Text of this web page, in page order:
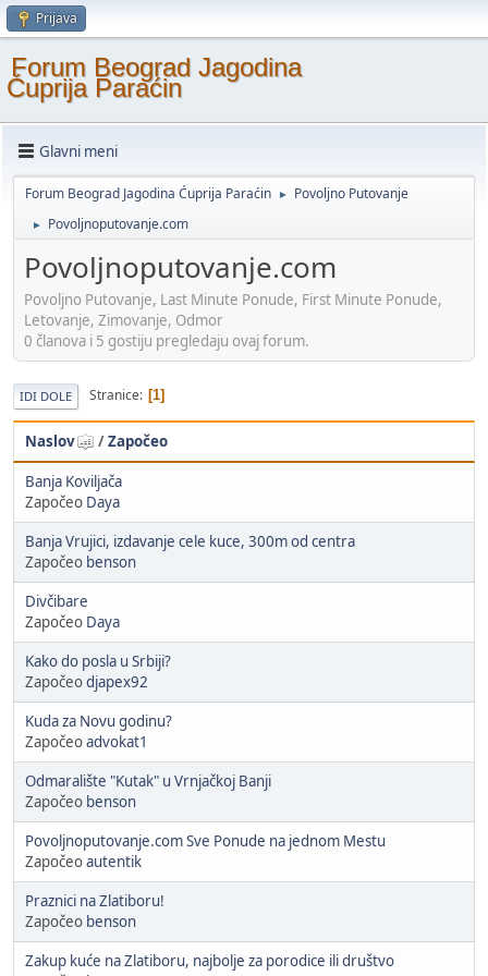
Prijava
Forum Beograd Jagodina
Ćuprija Paraćin
Glavni meni
Forum Beograd Jagodina Ćuprija Paraćin ► Povoljno Putovanje
► Povoljnoputovanje.com
Povoljnoputovanje.com
Povoljno Putovanje, Last Minute Ponude, First Minute Ponude,
Letovanje, Zimovanje, Odmor
0 članova i 5 gostiju pregledaju ovaj forum.
IDI DOLE Stranice 1
Naslov /Započeo
Banja Koviljača
Započeo Daya
Banja Vrujici, izdavanje cele kuce, 300m od centra
Započeo benson
Divčibare
Započeo Daya
Kako do posla u Srbiji?
Započeodjapex92
Kuda za Novu godinu?
Započeoadvokat1
Odmaralište "Kutak" u Vrnjačkoj Banji
Započeo benson
Povoljnoputovanje.com Sve Ponude na jednom Mestu
Započeoautentik
Praznici na Zlatiboru!
Započeo benson
Zakup kuće na Zlatiboru, najbolje za porodice ili društvo